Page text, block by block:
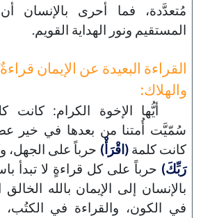
مُتعدَّدة، فما أحرى بالإنسان
المستقيم ونور الهداية القويم.
القراءة البعيدة عن الإيمان قراءةٌ
والهلاك:
أيُّها الإخوة الكرام: كانت
سُمّيَّت أُمتنا من بعدها في خير
كانت كلمة(اقْرَأْ) حرباً على الجهل،
رَبِّكَ) حرباً على كل قراءةٍ لا تبدأ
بالإنسان إلى الإيمان بالله
في الكون، والقراءة في